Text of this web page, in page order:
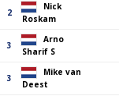
2
Nick
Roskam
3
Arno
Sharif S
3
Mike van
Deest